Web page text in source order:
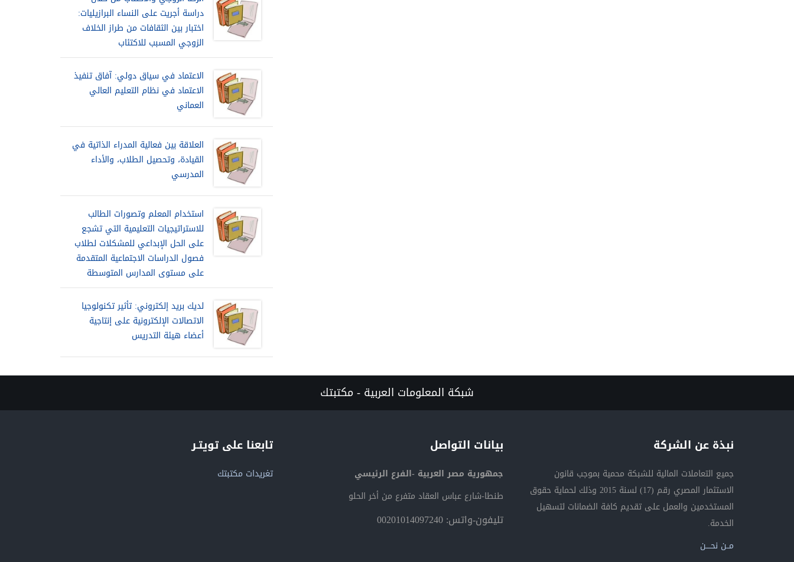
دراسة أجريت على النساء البرازيليات:
اختبار بين الثقافات من طراز الخلاف
الزوجي المسبب للاكتئاب
الاعتماد في سياق دولي: آفاق تنفيذ
الاعتماد في نظام التعليم العالي
العماني
العلاقة بين فعالية المدراء الذاتية في
القيادة، وتحصيل الطلاب، والأداء
المدرسي
استخدام المعلم وتصورات الطالب
للاستراتيجيات التعليمية التي تشجع
على الحل الإبداعي للمشكلات لطلاب
فصول الدراسات الاجتماعية المتقدمة
على مستوى المدارس المتوسطة
لديك بريد إلكتروني: تأثير تكنولوجيا
الاتصالات الإلكترونية على إنتاجية
أعضاء هيئة التدريس
شبكة المعلومات العربية - مكتبتك
نبذة عن الشركة
جميع التعاملات المالية للشبكة محمية بموجب قانون
الاستثمار المصري رقم (17) لسنة 2015 وذلك لحماية حقوق
المستخدمين والعمل على تقديم كافة الضمانات لتسهيل
الخدمة.
مــن نحــــن
بيانات التواصل
جمهورية مصر العربية -الفرع الرئيسي
طنطا-شارع عباس العقاد متفرع من أخر الحلو
تليفون-واتس: 00201014097240
تابعنا على تويتـر
تغريدات مكتبتك